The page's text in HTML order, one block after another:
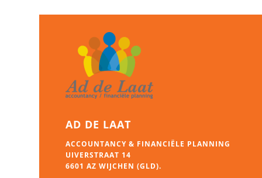
AD DE LAAT
ACCOUNTANCY & FINANCIËLE PLANNING
UIVERSTRAAT 14
6601 AZ WIJCHEN (GLD).